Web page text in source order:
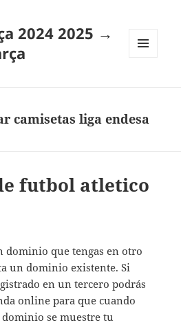
2024 2025 →
camisetas liga endesa
futbol atletico
dominio que tengas en otro
un dominio existente. Si
en un tercero podrás
online para que cuando
se muestre tu